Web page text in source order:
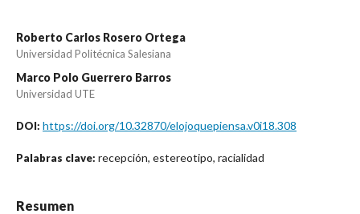
Roberto Carlos Rosero Ortega
Universidad Politécnica Salesiana
Marco Polo Guerrero Barros
Universidad UTE
DOI: https://doi.org/10.32870/elojoquepiensa.v0i18.308
Palabras clave: recepción, estereotipo, racialidad
Resumen